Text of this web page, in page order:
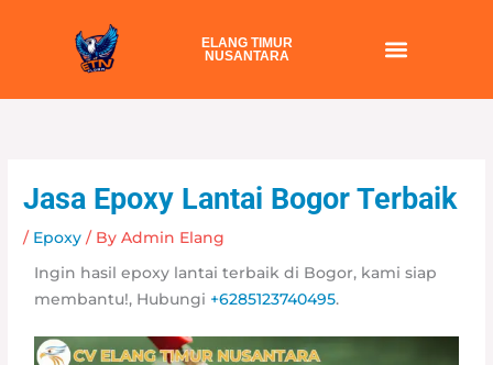
ELANG TIMUR
NUSANTARA
Jasa Epoxy Lantai Bogor Terbaik
/ Epoxy / ByAdmin Elang
Ingin hasil epoxy lantai terbaik di Bogor, kami siap
membantu!, Hubungi +6285123740495.